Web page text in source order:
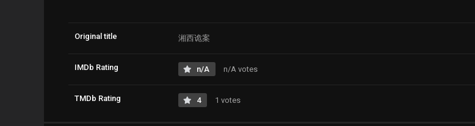
Original title 湘西诡案
IMDb Rating n/A n/A votes
TMDb Rating 4 1 votes